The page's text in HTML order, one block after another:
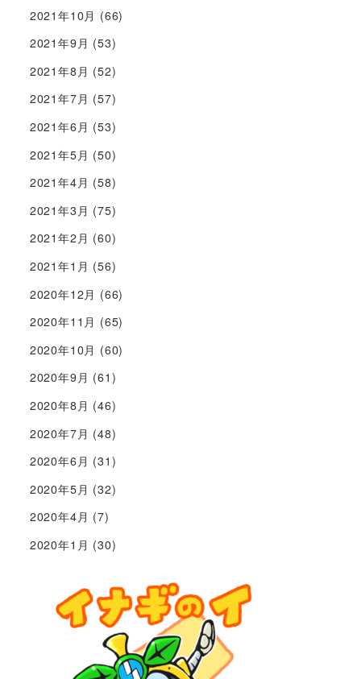
2021年10月 (66)
2021年9月 (53)
2021年8月 (52)
2021年7月 (57)
2021年6月 (53)
2021年5月 (50)
2021年4月 (58)
2021年3月 (75)
2021年2月 (60)
2021年1月 (56)
2020年12月 (66)
2020年11月 (65)
2020年10月 (60)
2020年9月 (61)
2020年8月 (46)
2020年7月 (48)
2020年6月 (31)
2020年5月 (32)
2020年4月 (7)
2020年1月 (30)